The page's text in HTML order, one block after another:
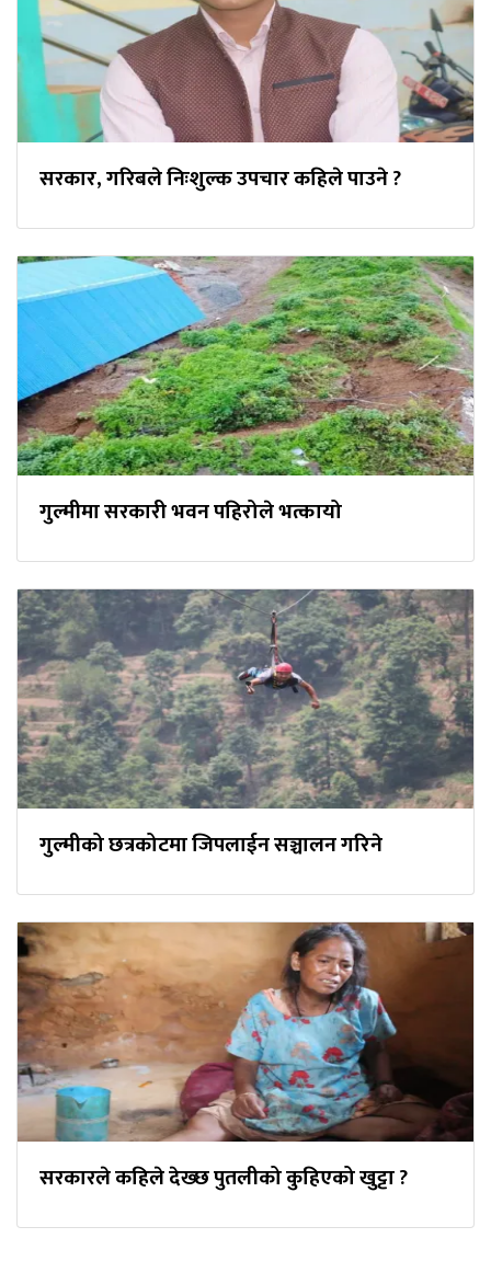
सरकार, गरिबले निःशुल्क उपचार कहिले पाउने ?
गुल्मीमा सरकारी भवन पहिरोले भत्कायो
गुल्मीको छत्रकोटमा जिपलाईन सञ्चालन गरिने
सरकारले कहिले देख्छ पुतलीको कुहिएको खुट्टा ?